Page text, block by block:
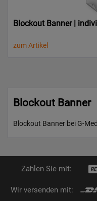
Blockout Banner |
zum Artikel
Blockout Banner
Blockout Banner bei G-
Zahlen Sie mit:
Wir versenden mit: